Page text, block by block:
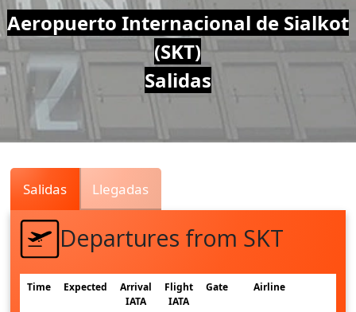
Air
Traffic
Live
Aeropuerto Internacional de Sialkot
(SKT)
Salidas
Salidas Llegadas
Departures from SKT
Time Expected
Arrival
IATA
Flight
IATA
Gate Airline